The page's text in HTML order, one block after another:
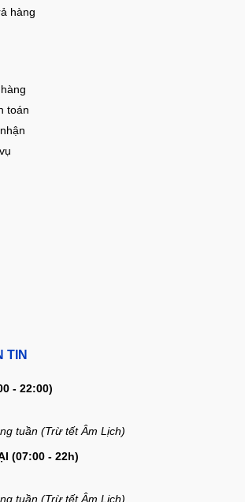
hàng
toán
TIN
- 22:00)
tuần (Trừ tết Âm Lịch)
(07:00 - 22h)
tuần (Trừ tết Âm Lịch)